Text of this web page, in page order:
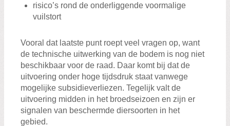
risico’s rond de onderliggende voormalige
vuilstort
Vooral dat laatste punt roept veel vragen op, want
de technische uitwerking van de bodem is nog niet
beschikbaar voor de raad. Daar komt bij dat de
uitvoering onder hoge tijdsdruk staat vanwege
mogelijke subsidieverliezen. Tegelijk valt de
uitvoering midden in het broedseizoen en zijn er
signalen van beschermde diersoorten in het
gebied.